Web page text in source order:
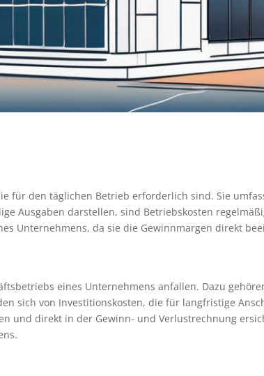
für den täglichen Betrieb erforderlich sind. Sie
Ausgaben darstellen, sind Betriebskosten
Unternehmens, da sie die Gewinnmargen direkt
eines Unternehmens anfallen. Dazu
sich von Investitionskosten, die für langfristige
und direkt in der Gewinn- und Verlustrechnung